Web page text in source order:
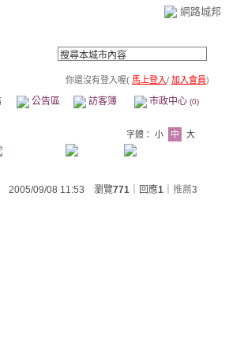
網路城邦
你還沒有登入喔( 馬上登入/ 加入會員)
公告區 訪客簿 市政中心 (0)
字體： 小 中
大
2005/09/08 11:53 瀏覽771 ｜回應1 推薦3